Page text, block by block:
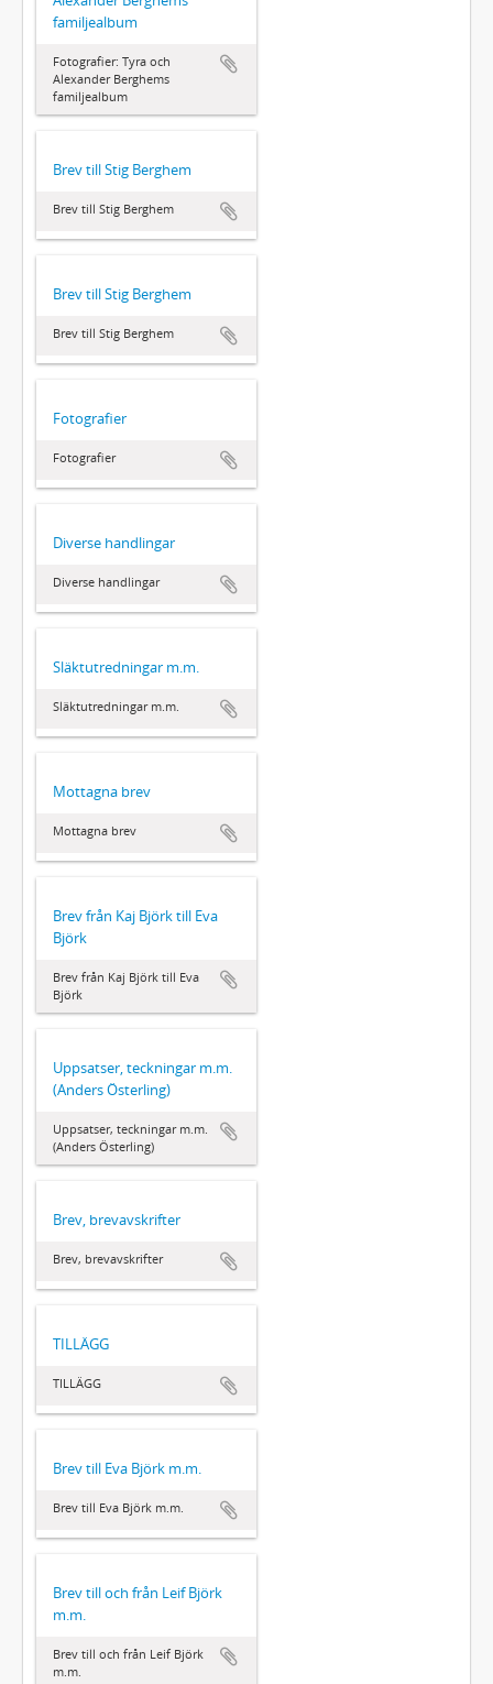
familjealbum
Fotografier: Tyra och
Alexander Berghems
familjealbum
Brev till Stig Berghem
Brev till Stig Berghem
Brev till Stig Berghem
Brev till Stig Berghem
Fotografier
Fotografier
Diverse handlingar
Diverse handlingar
Släktutredningar m.m.
Släktutredningar m.m.
Mottagna brev
Mottagna brev
Brev från Kaj Björk till Eva
Björk
Brev från Kaj Björk till Eva
Björk
Uppsatser, teckningar m.m.
(Anders Österling)
Uppsatser, teckningar m.m.
(Anders Österling)
Brev, brevavskrifter
Brev, brevavskrifter
TILLÄGG
TILLÄGG
Brev till Eva Björk m.m.
Brev till Eva Björk m.m.
Brev till och från Leif Björk
m.m.
Brev till och från Leif Björk
m.m.